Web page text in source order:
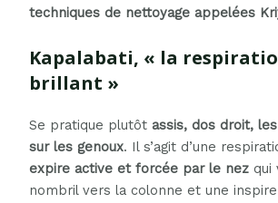
techniques de nettoyage appelées
Kapalabati, « la
brillant »
Se pratique plutôt assis, dos droit,
sur les genoux. Il s’agit d’une
expire active et forcée par le nez qui
nombril vers la colonne et une